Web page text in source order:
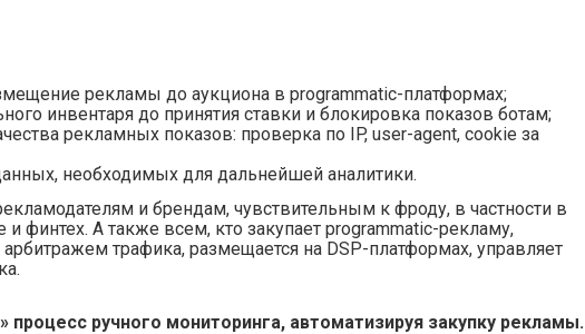
рекламы до аукциона в programmatic-платформах;
инвентаря до принятия ставки и блокировка показов ботам;
рекламных показов: проверка по IP, user-agent, cookie за
необходимых для дальнейшей аналитики.
и брендам, чувствительным к фроду, в частности в
и финтех. А также всем, кто закупает programmatic-рекламу,
трафика, размещается на DSP-платформах, управляет
ручного мониторинга, автоматизируя закупку рекламы.